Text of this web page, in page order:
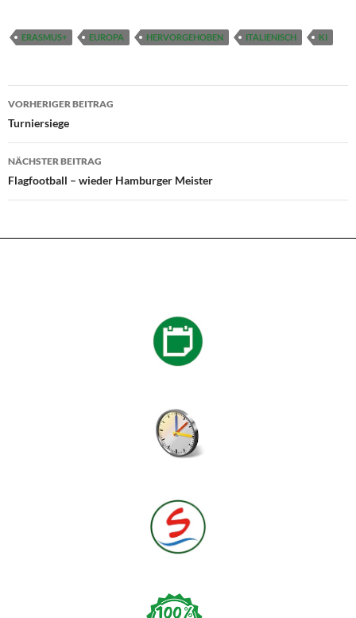
ERASMUS+ EUROPA HERVORGEHOBEN ITALIENISCH KI
Beitragsnavigation
VORHERIGER BEITRAG
Turniersiege
NÄCHSTER BEITRAG
Flagfootball – wieder Hamburger Meister